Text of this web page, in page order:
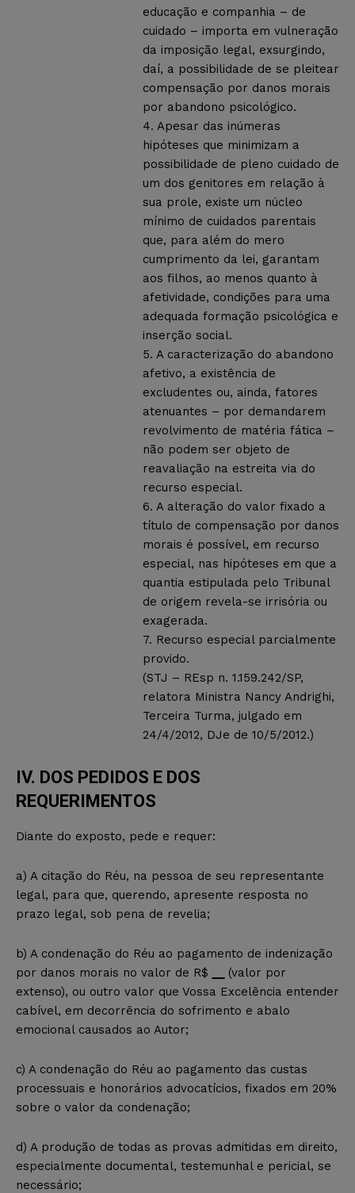
educação e companhia – de
cuidado – importa em vulneração
da imposição legal, exsurgindo,
daí, a possibilidade de se pleitear
compensação por danos morais
por abandono psicológico.
4. Apesar das inúmeras
hipóteses que minimizam a
possibilidade de pleno cuidado de
um dos genitores em relação à
sua prole, existe um núcleo
mínimo de cuidados parentais
que, para além do mero
cumprimento da lei, garantam
aos filhos, ao menos quanto à
afetividade, condições para uma
adequada formação psicológica e
inserção social.
5. A caracterização do abandono
afetivo, a existência de
excludentes ou, ainda, fatores
atenuantes – por demandarem
revolvimento de matéria fática –
não podem ser objeto de
reavaliação na estreita via do
recurso especial.
6. A alteração do valor fixado a
título de compensação por danos
morais é possível, em recurso
especial, nas hipóteses em que a
quantia estipulada pelo Tribunal
de origem revela-se irrisória ou
exagerada.
7. Recurso especial parcialmente
provido.
(STJ – REsp n. 1.159.242/SP,
relatora Ministra Nancy Andrighi,
Terceira Turma, julgado em
24/4/2012, DJe de 10/5/2012.)
IV. DOS PEDIDOS E DOS
REQUERIMENTOS
Diante do exposto, pede e requer:
a) A citação do Réu, na pessoa de seu representante
legal, para que, querendo, apresente resposta no
prazo legal, sob pena de revelia;
b) A condenação do Réu ao pagamento de indenização
por danos morais no valor de R$
(valor por
extenso), ou outro valor que Vossa Excelência entender
cabível, em decorrência do sofrimento e abalo
emocional causados ao Autor;
c) A condenação do Réu ao pagamento das custas
processuais e honorários advocatícios, fixados em 20%
sobre o valor da condenação;
d) A produção de todas as provas admitidas em direito,
especialmente documental, testemunhal e pericial, se
necessário;